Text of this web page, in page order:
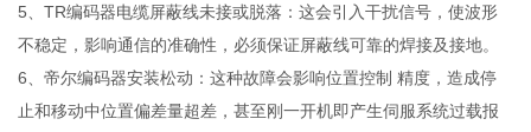
5、TR编码器电缆屏蔽线未接或脱落：这会引入干扰信号，使波形
不稳定，影响通信的准确性，必须保证屏蔽线可靠的焊接及接地。
6、帝尔编码器安装松动：这种故障会影响位置控制 精度，造成停
止和移动中位置偏差量超差，甚至刚一开机即产生伺服系统过载报